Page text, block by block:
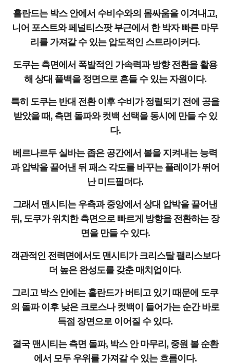
홀란드는 박스 안에서 수비수와의 몸싸움을 이겨내고,
니어 포스트와 페널티스팟 부근에서 한 박자 빠른 마무
리를 가져갈 수 있는 압도적인 스트라이커다.
도쿠는 측면에서 폭발적인 가속력과 방향 전환을 활용
해 상대 풀백을 정면으로 흔들 수 있는 자원이다.
특히 도쿠는 반대 전환 이후 수비가 정렬되기 전에 공을
받았을 때, 측면 돌파와 컷백 선택을 동시에 만들 수 있
다.
베르나르두 실바는 좁은 공간에서 볼을 지켜내는 능력
과 압박을 끌어낸 뒤 패스 각도를 바꾸는 플레이가 뛰어
난 미드필더다.
그래서 맨시티는 우측과 중앙에서 상대 압박을 끌어낸
뒤, 도쿠가 위치한 측면으로 빠르게 방향을 전환하는 장
면을 만들 수 있다.
객관적인 전력면에서도 맨시티가 크리스탈 팰리스보다
더 높은 완성도를 갖춘 매치업이다.
그리고 박스 안에는 홀란드가 버티고 있기 때문에 도쿠
의 돌파 이후 낮은 크로스나 컷백이 들어가는 순간 바로
득점 장면으로 이어질 수 있다.
결국 맨시티는 측면 돌파, 박스 안 마무리, 중원 볼 순환
에서 모두 우위를 가져갈 수 있는 흐름이다.